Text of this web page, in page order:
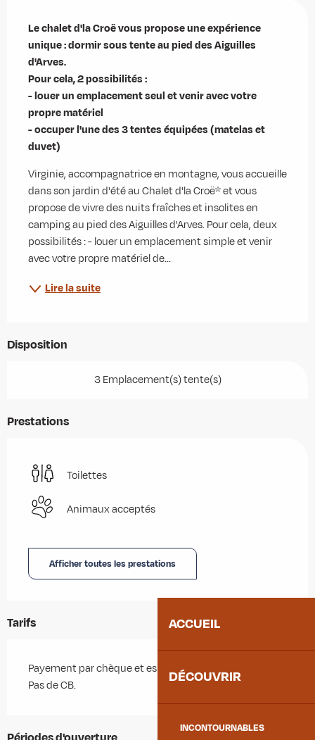
ACCUEIL
DÉCOUVRIR
INCONTOURNABLES
Le chalet d'la Croë vous propose une expérience
unique : dormir sous tente au pied des Aiguilles
d'Arves.
Pour cela, 2 possibilités :
- louer un emplacement seul et venir avec votre
propre matériel
- occuper l'une des 3 tentes équipées (matelas et
duvet)
Virginie, accompagnatrice en montagne, vous accueille
dans son jardin d'été au Chalet d'la Croë* et vous
propose de vivre des nuits fraîches et insolites en
camping au pied des Aiguilles d'Arves. Pour cela, deux
possibilités : - louer un emplacement simple et venir
avec votre propre matériel de...
Lire la suite
Disposition
3 Emplacement(s) tente(s)
Prestations
Toilettes
Animaux acceptés
Afficher toutes les prestations
Tarifs
Payement par chèque et espèces.
Pas de CB.